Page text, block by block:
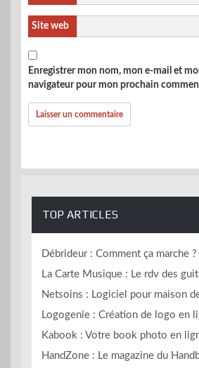
Site web
Enregistrer mon nom, mon e-mail et
navigateur pour mon prochain
TOP ARTICLES
Débrideur : Comment ça marche ?
La Carte Musique : Le rdv des
Netsoins : Logiciel pour maison
Logogenie : Création de logo en
Kabook : Votre book photo en
HandZone : Le magazine du